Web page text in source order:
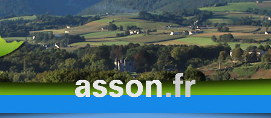
ENFANCE
TOURISME
HISTOIRE